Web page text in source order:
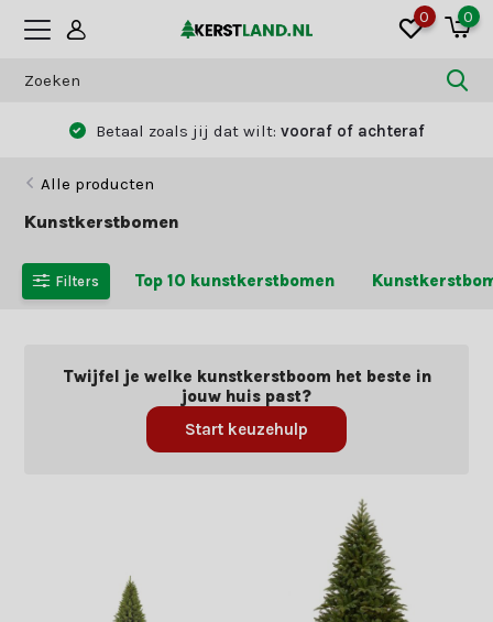
0 0
Betaal zoals jij dat wilt: vooraf of achteraf
Alle producten
Kunstkerstbomen
Filters Top 10 kunstkerstbomen
Twijfel je welke kunstkerstboom het beste in
jouw huis past?
Start keuzehulp